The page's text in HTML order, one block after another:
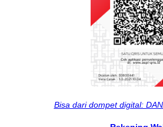
Bisa dari dompet digital: